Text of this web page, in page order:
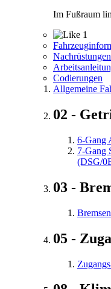
Im Fußraum
1
Nachrüstungen
Codierungen
Allgemeine
02 -
6-Gang
7-Gang
(DSG/
03 -
05 -